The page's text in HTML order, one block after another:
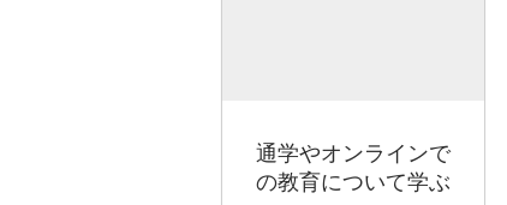
通学やオンラインで
の教育について学ぶ